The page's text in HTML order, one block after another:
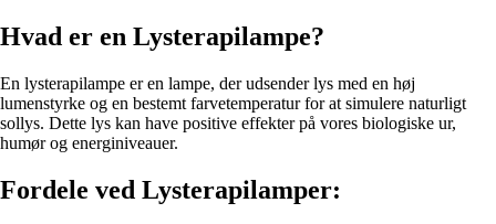
Hvad er en Lysterapilampe?
En lysterapilampe er en lampe, der udsender lys med en høj
lumenstyrke og en bestemt farvetemperatur for at simulere naturligt
sollys. Dette lys kan have positive effekter på vores biologiske ur,
humør og energiniveauer.
Fordele ved Lysterapilamper: